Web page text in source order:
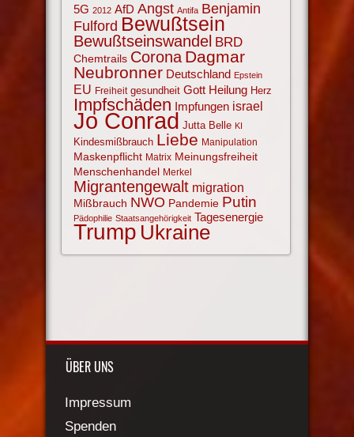
5G 2012 AfD Angst Antifa Benjamin
Fulford Bewußtsein
Bewußtseinswandel BRD
Chemtrails Corona Dagmar
Neubronner Deutschland Epstein
EU Freiheit gesundheit Gott Heilung Herz
Impfschäden Impfungen israel
Jo Conrad Jutta Belle KI
Kindesmißbrauch Liebe Manipulation
Maskenpflicht Matrix Meinungsfreiheit
Menschenhandel Merkel
Migrantengewalt migration
Mißbrauch NWO Pandemie Putin
Pädophilie Staatsangehörigkeit Tagesenergie
Trump Ukraine
ÜBER UNS
Impressum
Spenden